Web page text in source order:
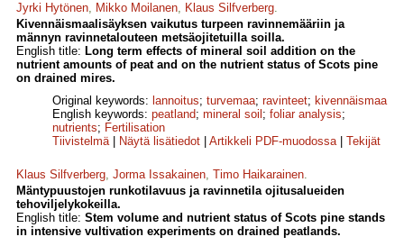
Jyrki Hytönen, Mikko Moilanen, Klaus Silfverberg.
Kivennäismaalisäyksen vaikutus turpeen ravinnemääriin ja
männyn ravinnetalouteen metsäojitetuilla soilla.
English title: Long term effects of mineral soil addition on the
nutrient amounts of peat and on the nutrient status of Scots pine
on drained mires.
Original keywords: lannoitus; turvemaa; ravinteet; kivennäismaa
English keywords: peatland; mineral soil ; foliar analysis;
nutrients; Fertilisation
Tiivistelmä| Näytä lisätiedot Artikkeli PDF-muodossa| Tekijät
Klaus Silfverberg, Jorma Issakainen, Timo Haikarainen.
Mäntypuustojen runkotilavuus ja ravinnetila ojitusalueiden
tehoviljelykokeilla.
English title: Stem volume and nutrient status of Scots pine stands
in intensive vultivation experiments on drained peatlands.